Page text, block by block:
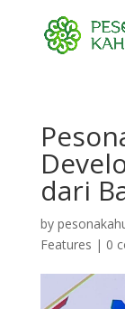
dari
by
Features | 0